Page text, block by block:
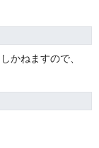
かねますので、